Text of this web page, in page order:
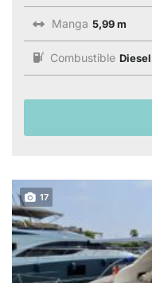
Manga 5,99 m
Combustible Diesel
17